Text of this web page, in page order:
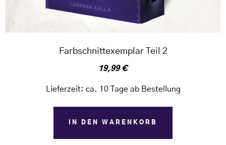
Farbschnittexemplar Teil 2
19,99 €
Lieferzeit: ca. 10 Tage ab Bestellung
IN DEN WARENKORB